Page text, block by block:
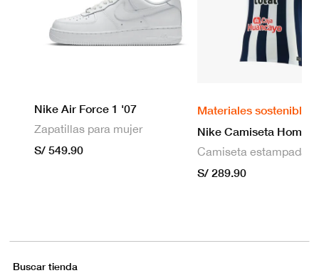
Nike Air Force 1 '07
Zapatillas para mujer
S/ 549.90
Materiales sostenibles
S/ 289.90
Buscar tienda